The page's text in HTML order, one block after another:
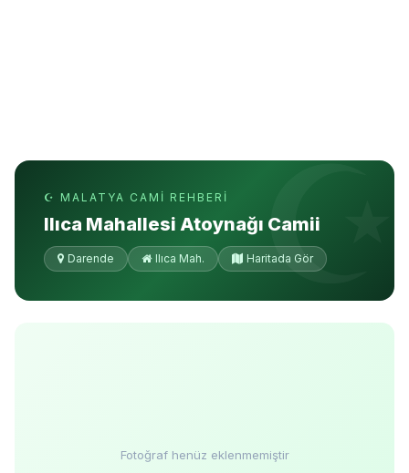
☪ MALATYA CAMI REHBERI
Ilıca Mahallesi Atoynağı Camii
Darende Ilıca Mah. Haritada Gör
Fotoğraf henüz eklenmemiştir